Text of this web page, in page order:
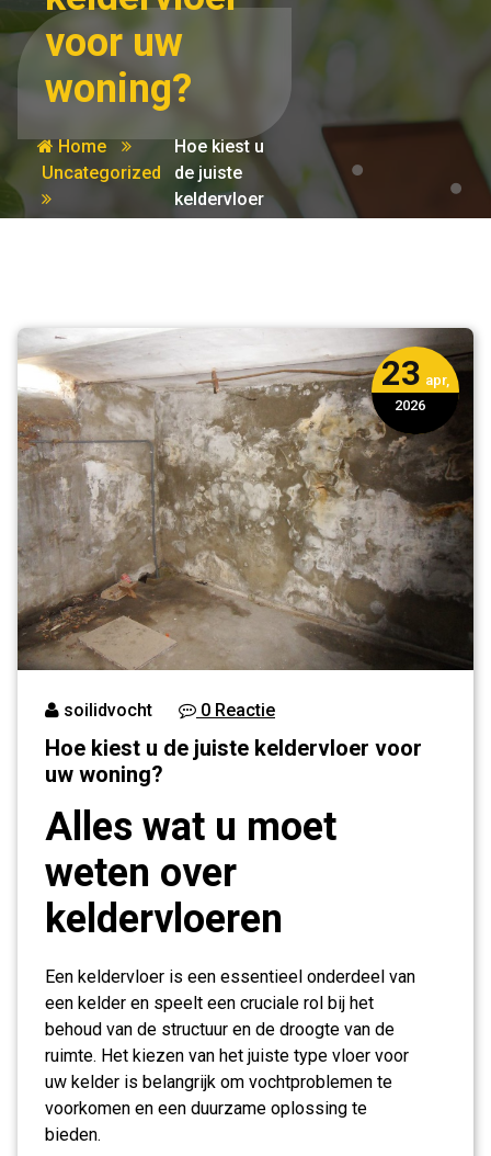
voor uw
woning?
Home
Uncategorized
Hoe kiest u
de juiste
keldervloer
voor uw
23 apr,
2026
soilidvocht 0 Reactie
Hoe kiest u de juiste keldervloer voor
uw woning?
Alles wat u moet
weten over
keldervloeren
Een keldervloer is een essentieel onderdeel van
een kelder en speelt een cruciale rol bij het
behoud van de structuur en de droogte van de
ruimte. Het kiezen van het juiste type vloer voor
uw kelder is belangrijk om vochtproblemen te
voorkomen en een duurzame oplossing te
bieden.